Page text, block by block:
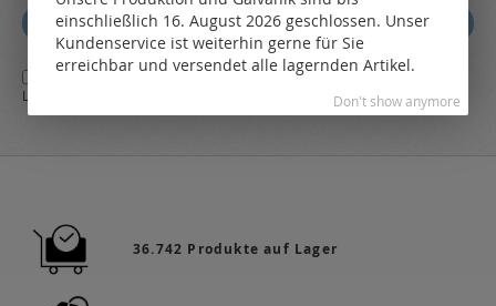
sich
für
unseren
Newsletter
a:
Abonnieren
Ja,ich stimme denAGBsowie denDatenschutzbestimmungen
LEO Online-Shop zu.
36.742 Produkte auf Lager
einschließlich 16. August 2026 geschlossen. Unser
Kundenservice ist weiterhin gerne für Sie
erreichbar und versendet alle lagernden Artikel.
Don't show anymore